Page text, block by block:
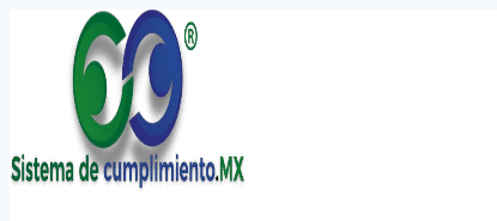
contenido